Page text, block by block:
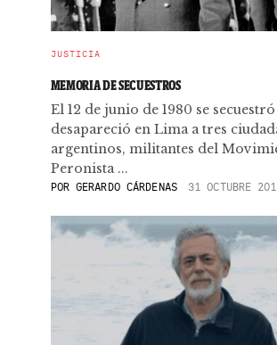
JUSTICIA
MEMORIA DE SECUESTROS
El 12 de junio de 1980 se
desapareció en Lima a tres
argentinos, militantes del
Peronista ...
PORGERARDO CÁRDENAS 31 OCTUBRE